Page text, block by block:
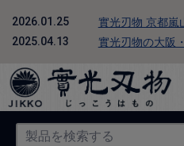
2026.01.25 實光刃物 京都嵐
2025.04.13 實光刃物の大阪